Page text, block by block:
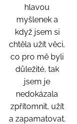
hlavou
myšlenek a
když jsem si
chtěla užít věci,
co pro mě byli
důležité, tak
jsem je
nedokázala
zpřítomnit, užít
a zapamatovat.